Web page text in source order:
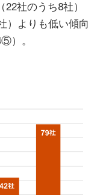
社のうち8社）
）よりも低い傾向
）。